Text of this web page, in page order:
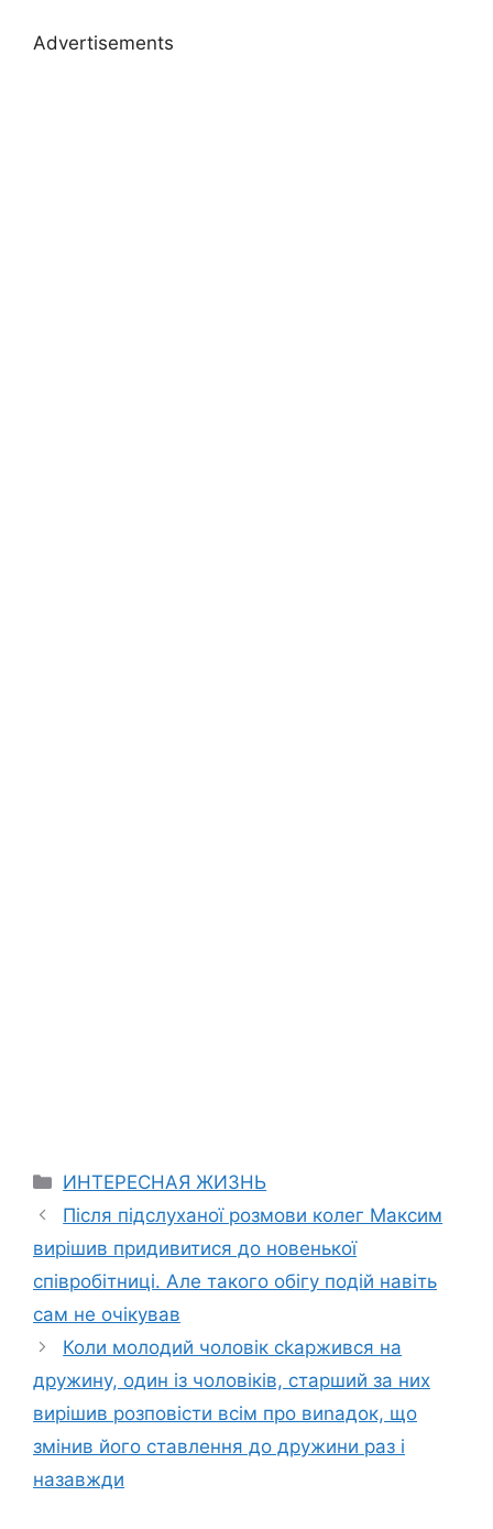
Advertisements
Categories
ИНТЕРЕСНАЯ ЖИЗНЬ
Після підслуханої розмови колег Максим
вирішив придивитися до новенької
співробітниці. Але такого обігу подій навіть
сам не очікував
Коли молодий чоловік сkаржився на
дружину, один із чоловіків, старший за них
вирішив розповісти всім про виnадок, що
змінив його ставлення до дружини раз і
назавжди